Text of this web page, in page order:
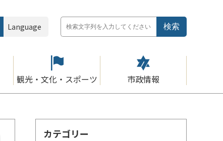
Language
観光・文化・スポーツ 市政情報
カテゴリー